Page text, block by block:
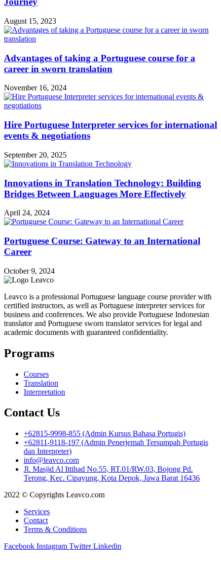
August 15, 2023
Advantages of taking a Portuguese course for a
career in sworn translation
November 16, 2024
Hire Portuguese Interpreter services for international
events & negotiations
September 20, 2025
Innovations in Translation Technology: Building
Bridges Between Languages More Effectively
April 24, 2024
Portuguese Course: Gateway to an International
Career
October 9, 2024
Leavco is a professional Portuguese language course provider with
certified instructors, as well as Portuguese interpreter services for
business and conferences. We also provide Portuguese Indonesian
translator and Portuguese sworn translator services for legal and
academic documents with guaranteed confidentiality.
Programs
Courses
Translation
Interpretation
Contact Us
+62815-9998-855 (Admin Kursus Bahasa Portugis)
+62811-9118-197 (Admin Penerjemah Tersumpah Portugis
dan Interpreter)
info@leavco.com
Jl. Masjid Al Ittihad No.55, RT.01/RW.03, Bojong Pd.
Terong, Kec. Cipayung, Kota Depok, Jawa Barat 16436
2022 © Copyrights Leavco.com
Services
Contact
Terms & Conditions
Facebook Instagram Twitter Linkedin